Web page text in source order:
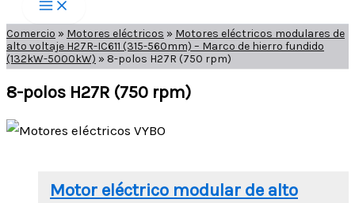
Comercio » Motores eléctricos » Motores eléctricos modulares de
alto voltaje H27R-IC611 (315-560mm) – Marco de hierro fundido
(132kW-5000kW) » 8-polos H27R (750 rpm)
8-polos H27R (750 rpm)
Motor eléctrico modular de alto